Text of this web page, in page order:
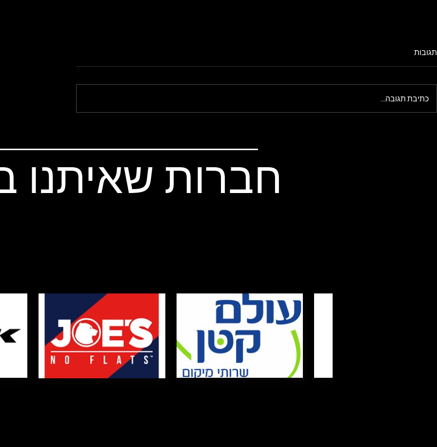
הבייקפקינג הארוך לאילת
תגובות
כתיבת תגובה...
חברות שאיתנו